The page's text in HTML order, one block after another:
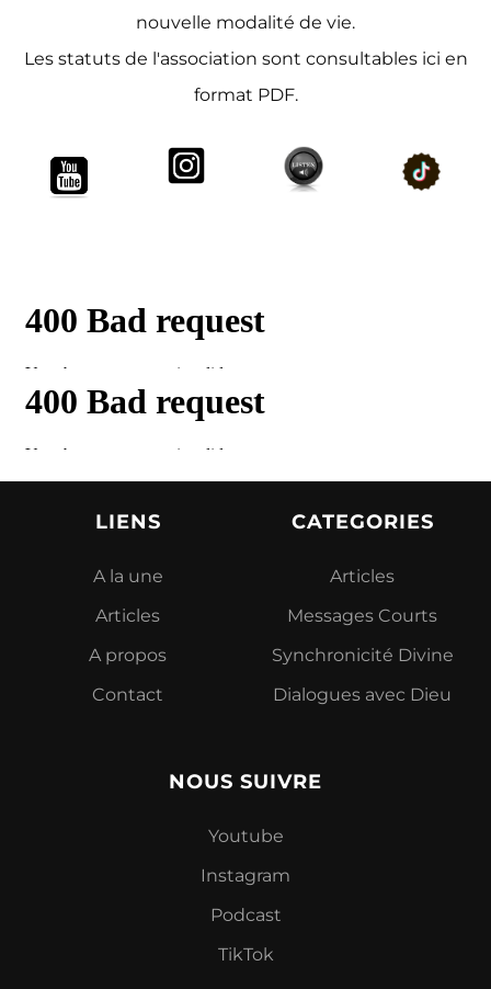
nouvelle modalité de vie.
Les statuts de l'association sont consultables ici en
format PDF.
LIENS
A la une
Articles
A propos
Contact
CATEGORIES
Articles
Messages Courts
Synchronicité Divine
Dialogues avec Dieu
NOUS SUIVRE
Youtube
Instagram
Podcast
TikTok